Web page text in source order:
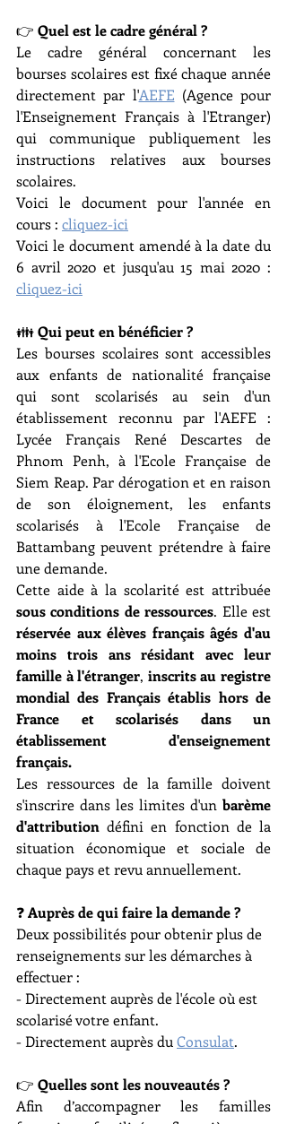
👉 Quel est le cadre général ?
Le cadre général concernant les
bourses scolaires est fixé chaque année
directement par l'AEFE (Agence pour
l'Enseignement Français à l'Etranger)
qui communique publiquement les
instructions relatives aux bourses
scolaires.
Voici le document pour l'année en
cours : cliquez-ici
Voici le document amendé à la date du
cliquez-ici
👪 Qui peut en bénéficier ?
Les bourses scolaires sont accessibles
aux enfants de nationalité française
qui sont scolarisés au sein d'un
établissement reconnu par l'AEFE :
Lycée Français René Descartes de
Phnom Penh, à l'Ecole Française de
Siem Reap. Par dérogation et en raison
de son éloignement, les enfants
scolarisés à l'Ecole Française de
Battambang peuvent prétendre à faire
une demande.
sous conditions de ressources
réservée aux élèves français âgés d'au
moins trois ans résidant avec leur
famille à l'étranger, inscrits au registre
mondial des Français établis hors de
France et scolarisés dans un
établissement d'enseignement
français.
Les ressources de la famille doivent
s'inscrire dans les limites d'un barème
d'attribution défini en fonction de la
situation économique et sociale de
chaque pays et revu annuellement.
❓ Auprès de qui faire la demande ?
Deux possibilités pour obtenir plus de
renseignements sur les démarches à
effectuer :
- Directement auprès de l'école où est
scolarisé votre enfant.
- Directement auprès du Consulat.
👉 Quelles sont les nouveautés ?
Afin d’accompagner les familles